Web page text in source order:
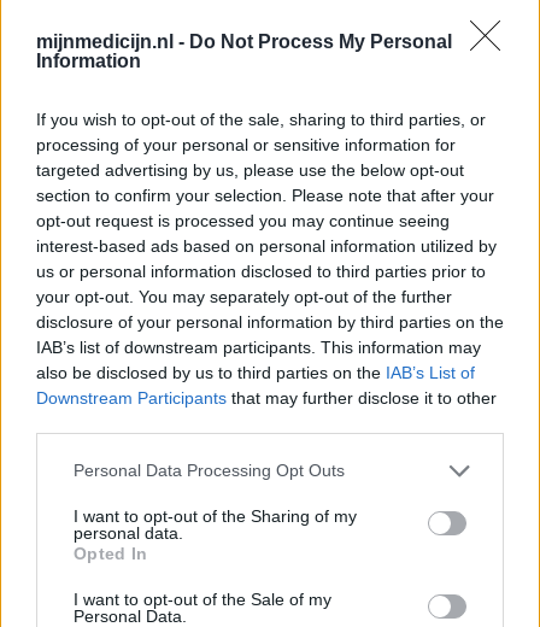
mijnmedicijn.nl - Do Not Process My Personal
Information
If you wish to opt-out of the sale, sharing to third parties, or
processing of your personal or sensitive information for
targeted advertising by us, please use the below opt-out
section to confirm your selection. Please note that after your
opt-out request is processed you may continue seeing
interest-based ads based on personal information utilized by
us or personal information disclosed to third parties prior to
your opt-out. You may separately opt-out of the further
disclosure of your personal information by third parties on the
IAB’s list of downstream participants. This information may
also be disclosed by us to third parties on the IAB’s List of
Downstream Participants that may further disclose it to other
Personal Data Processing Opt Outs
I want to opt-out of the Sharing of my
personal data.
Opted In
I want to opt-out of the Sale of my
Personal Data.